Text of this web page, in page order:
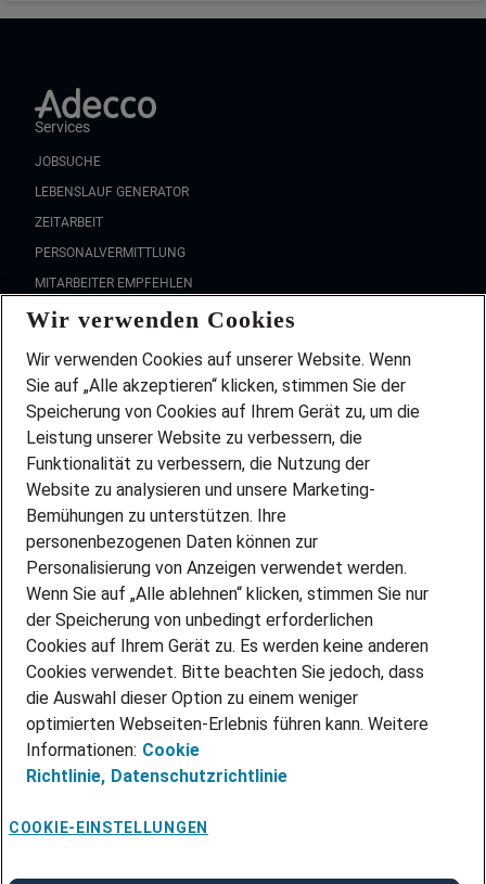
Services
JOBSUCHE
LEBENSLAUF GENERATOR
ZEITARBEIT
PERSONALVERMITTLUNG
MITARBEITER EMPFEHLEN
FAQ
Wir stellen ein!
DEINE BERUFSGRUPPE
DEINE LEBENSSITUATION
PARTNERSHIP WITH AIRBUS
INITIATIV BEWERBEN
ÜBER UNS
STANDORTE
BLOG
PRESSE
KONTAKT
@Adecco 2026
IMPRESSUM
DATENSCHUTZ
NUTZUNGSBEDINGUNGEN
COOKIE-RICHTLINIEN
Wir verwenden Cookies
Wir verwenden Cookies auf unserer Website. Wenn
Sie auf „Alle akzeptieren“ klicken, stimmen Sie der
Speicherung von Cookies auf Ihrem Gerät zu, um die
Leistung unserer Website zu verbessern, die
Funktionalität zu verbessern, die Nutzung der
Website zu analysieren und unsere Marketing-
Bemühungen zu unterstützen. Ihre
personenbezogenen Daten können zur
Personalisierung von Anzeigen verwendet werden.
Wenn Sie auf „Alle ablehnen“ klicken, stimmen Sie nur
der Speicherung von unbedingt erforderlichen
Cookies auf Ihrem Gerät zu. Es werden keine anderen
Cookies verwendet. Bitte beachten Sie jedoch, dass
die Auswahl dieser Option zu einem weniger
optimierten Webseiten-Erlebnis führen kann. Weitere
Informationen: Cookie
Richtlinie, Datenschutzrichtlinie
COOKIE-EINSTELLUNGEN